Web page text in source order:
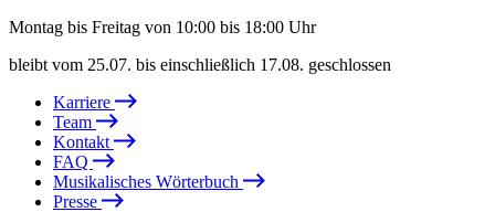
Montag bis Freitag von 10:00 bis 18:00 Uhr
bleibt vom 25.07. bis einschließlich 17.08. geschlossen
Karriere
Team
Kontakt
FAQ
Musikalisches Wörterbuch
Presse